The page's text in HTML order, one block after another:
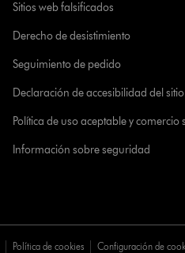
Sitios web falsificados
Derecho de desistimiento
Seguimiento de pedido
Declaración de accesibilidad del
Política de uso aceptable y comercio
Información sobre seguridad
Política de cookies Configuración de